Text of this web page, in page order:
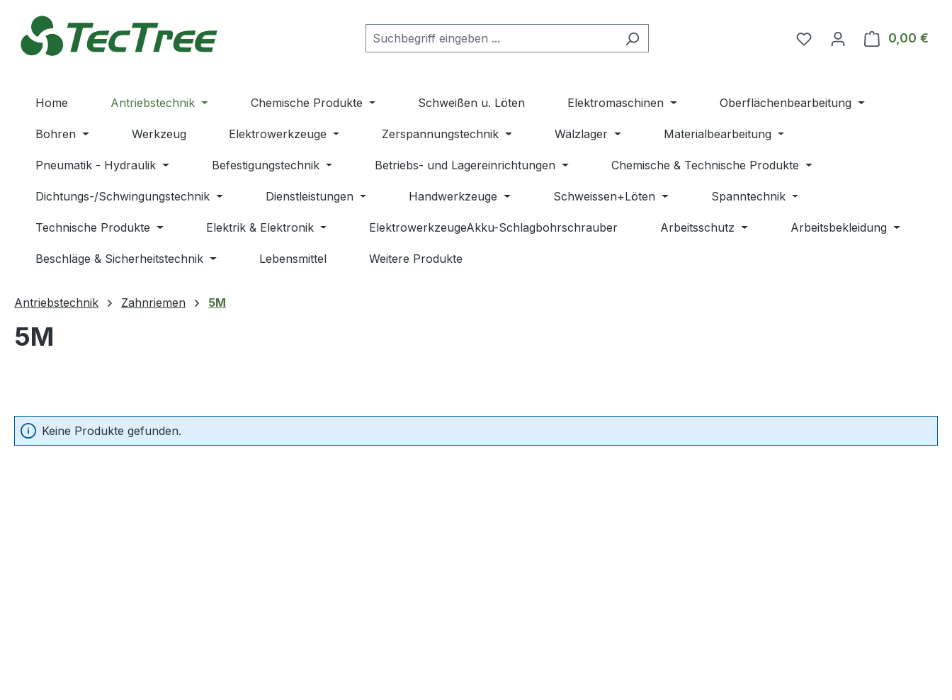
Hauptinhalt springen
Zur Suche springen
Zur Hauptnavigation springen
Du hast 0 Produkte auf
0,00 €
Home Antriebstechnik Chemische Produkte Schweißen u. Löten Elektromaschinen Oberflächenbearbeitung
Bohren Werkzeug Elektrowerkzeuge Zerspannungstechnik Wälzlager Materialbearbeitung
Pneumatik - Hydraulik Befestigungstechnik Betriebs- und Lagereinrichtungen Chemische & Technische Produkte
Dichtungs-/Schwingungstechnik Dienstleistungen Handwerkzeuge Schweissen+Löten Spanntechnik
Technische Produkte Elektrik & Elektronik ElektrowerkzeugeAkku-Schlagbohrschrauber Arbeitsschutz Arbeitsbekleidung
Beschläge & Sicherheitstechnik Lebensmittel Weitere Produkte
Antriebstechnik Zahnriemen 5M
5M
Keine Produkte gefunden.